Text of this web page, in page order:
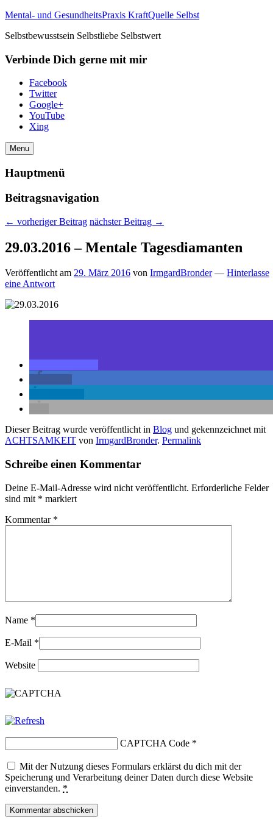
Mental- und GesundheitsPraxis KraftQuelle Selbst
Selbstbewusstsein Selbstliebe Selbstwert
Verbinde Dich gerne mit mir
Facebook
Twitter
Google+
YouTube
Xing
Menu
Hauptmenü
Beitragsnavigation
← vorheriger Beitrag nächster Beitrag →
29.03.2016 – Mentale Tagesdiamanten
Veröffentlicht am 29. März 2016 von IrmgardBronder — Hinterlasse
eine Antwort
Dieser Beitrag wurde veröffentlicht in Blog und gekennzeichnet mit
ACHTSAMKEIT von IrmgardBronder. Permalink
Schreibe einen Kommentar
Deine E-Mail-Adresse wird nicht veröffentlicht. Erforderliche Felder
sind mit * markiert
Kommentar *
Name *
E-Mail *
Website
CAPTCHA Code *
Mit der Nutzung dieses Formulars erklärst du dich mit der
Speicherung und Verarbeitung deiner Daten durch diese Website
einverstanden. *